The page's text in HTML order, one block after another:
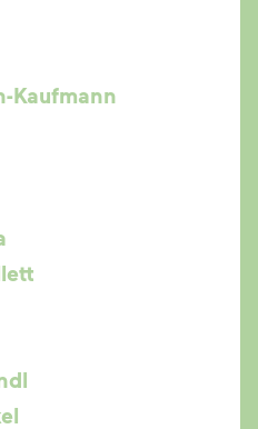
Kaufmann